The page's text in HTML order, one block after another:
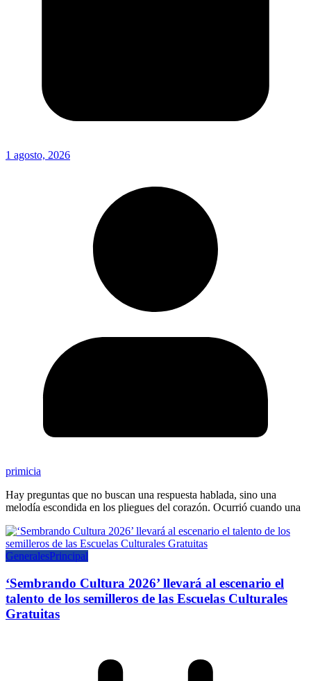
1 agosto, 2026
primicia
Hay preguntas que no buscan una respuesta hablada, sino una
melodía escondida en los pliegues del corazón. Ocurrió cuando una
GeneralesPrincipal
‘Sembrando Cultura 2026’ llevará al escenario el
talento de los semilleros de las Escuelas Culturales
Gratuitas